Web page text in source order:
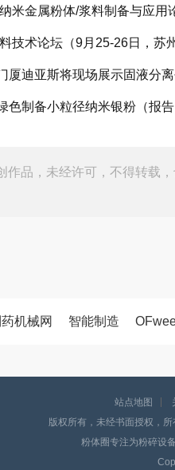
米金属粉体/浆料制备与应用
技术论坛（9月25-26日，苏州
厦迪亚斯将现场展示固液分
制备小粒径纳米银粉（报告
作品，未经许可，不得转载
机械网 智能制造
站点地图
版权所有，未经书面授权，
粉体圈专注为粉碎设